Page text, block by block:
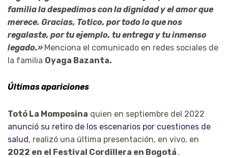
familia la despedimos con la dignidad y el amor que
merece. Gracias, Totico, por todo lo que nos
regalaste, por tu ejemplo, tu entrega y tu inmenso
legado.» Menciona el comunicado en redes sociales de
la familia Oyaga Bazanta.
Últimas apariciones
Totó La Momposina quien en septiembre del 2022
anunció su retiro de los escenarios por cuestiones de
salud , realizó una última presentación, en vivo, en
2022 en el Festival Cordillera en Bogotá .